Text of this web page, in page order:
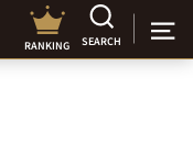
RANKING SEARCH